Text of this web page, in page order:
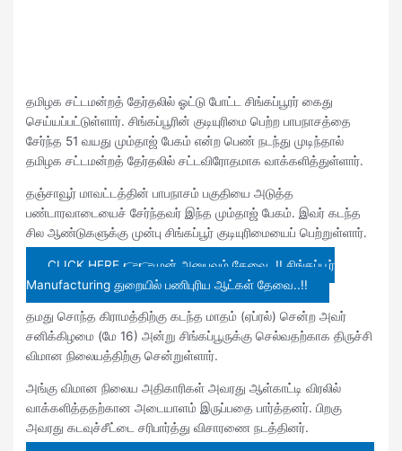
தமிழக சட்டமன்றத் தேர்தலில் ஓட்டு போட்ட சிங்கப்பூரர் கைது
செய்யப்பட்டுள்ளார். சிங்கப்பூரின் குடியுரிமை பெற்ற பாபநாசத்தை
சேர்ந்த 51 வயது மும்தாஜ் பேகம் என்ற பெண் நடந்து முடிந்தால்
தமிழக சட்டமன்றத் தேர்தலில் சட்டவிரோதமாக வாக்களித்துள்ளார்.
தஞ்சாவூர் மாவட்டத்தின் பாபநாசம் பகுதியை அடுத்த
பண்டாரவாடையைச் சேர்ந்தவர் இந்த மும்தாஜ் பேகம். இவர் கடந்த
சில ஆண்டுகளுக்கு முன்பு சிங்கப்பூர் குடியுரிமையைப் பெற்றுள்ளார்.
CLICK HERE 👉👉முன் அனுபவம் தேவை..!! சிங்கப்பூர்
Manufacturing துறையில் பணிபுரிய ஆட்கள் தேவை..!!
தமது சொந்த கிராமத்திற்கு கடந்த மாதம் (ஏப்ரல்) சென்ற அவர்
சனிக்கிழமை (மே 16) அன்று சிங்கப்பூருக்கு செல்வதற்காக திருச்சி
விமான நிலையத்திற்கு சென்றுள்ளார்.
அங்கு விமான நிலைய அதிகாரிகள் அவரது ஆள்காட்டி விரலில்
வாக்களித்ததற்கான அடையாளம் இருப்பதை பார்த்தனர். பிறகு
அவரது கடவுச்சீட்டை சரிபார்த்து விசாரணை நடத்தினர்.